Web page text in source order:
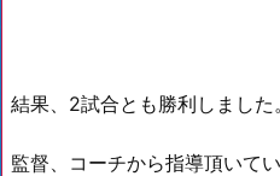
結果、2試合とも勝利しました。
監督、コーチから指導頂いて